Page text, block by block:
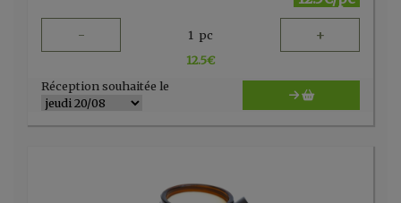
- 1 pc +
12.5€
Réception souhaitée le